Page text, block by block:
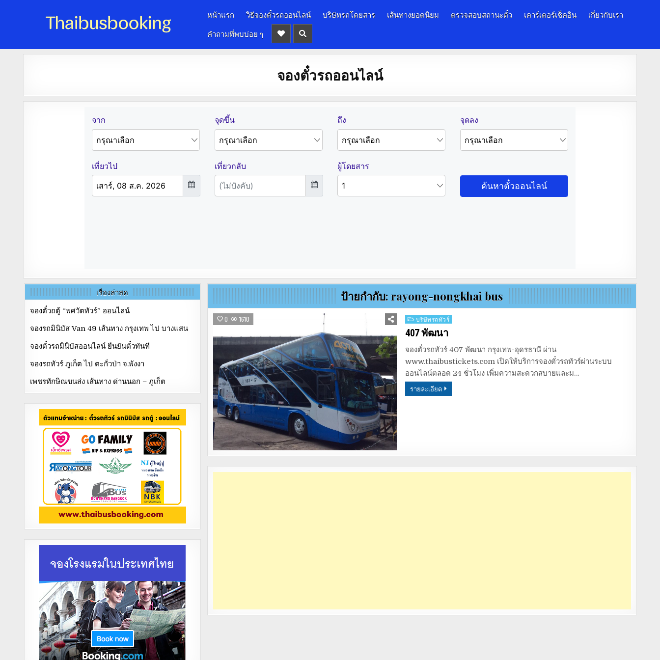
จองตั๋วรถออนไลน์ 24 ชั่วโมง
หน้าแรก วิธีจองตั๋วรถออนไลน์ บริษัทรถโดยสาร เส้นทางยอดนิยม ตรวจสอบสถานะตั๋ว เคาร์เตอร์เช็คอิน
เกี่ยวกับเรา
คำถามที่พบบ่อย ๆ
จองตั๋วรถออนไลน์
ป้ายกำกับ:rayong-nongkhai bus
0 1610
Posted
in
บริษัทรถทัวร์
407 พัฒนา
จองตั๋วรถทัวร์ 407 พัฒนา กรุงเทพ-อุดรธานี ผ่าน
www.thaibustickets.com เปิดให้บริการจองตั๋วรถทัวร์ผ่านระบบ
ออนไลน์ตลอด 24 ชั่วโมง เพิ่มความสะดวกสบายและม…
รายละเอียด
เรื่องล่าสุด
จองตั๋วถตู้ “พศวัตทัวร์” ออนไลน์
จองรถมินิบัส Van 49 เส้นทาง กรุงเทพ ไป บางแสน
จองตั๋วรถมินิบัสออนไลน์ ยืนยันตั๋วทันที
จองรถทัวร์ ภูเก็ต ไป ตะกั่วป่า จ.พังงา
เพชรทักษิณขนส่ง เส้นทาง ด่านนอก – ภูเก็ต